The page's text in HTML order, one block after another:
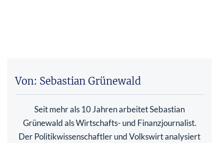
Von: Sebastian Grünewald
Seit mehr als 10 Jahren arbeitet Sebastian
Grünewald als Wirtschafts- und Finanzjournalist.
Der Politikwissenschaftler und Volkswirt analysiert